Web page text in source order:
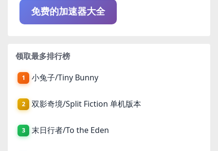
免费的加速器大全
领取最多排行榜
1 小兔子/Tiny Bunny
2 双影奇境/Split Fiction 单机版本
3 末日行者/To the Eden